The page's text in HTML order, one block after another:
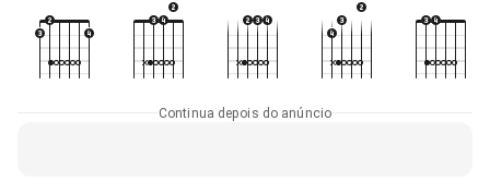
Continua depois do anúncio